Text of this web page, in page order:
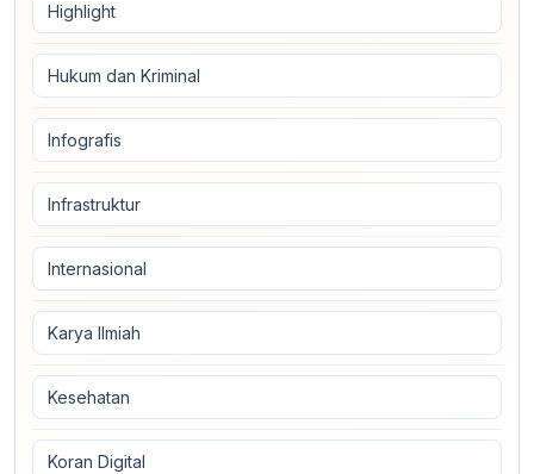
Highlight
Hukum dan Kriminal
Infografis
Infrastruktur
Internasional
Karya Ilmiah
Kesehatan
Koran Digital